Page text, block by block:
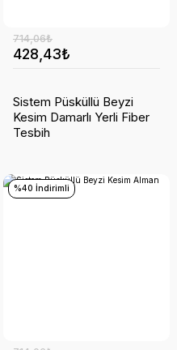
428,43₺
714,06₺
Sistem Püsküllü Beyzi
Kesim Damarlı Yerli Fiber
Tesbih
%40 İndirimli